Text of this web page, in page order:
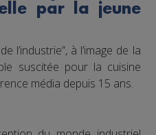
par la jeune
l’industrie”, à l’image de la
suscitée pour la cuisine
média depuis 15 ans.